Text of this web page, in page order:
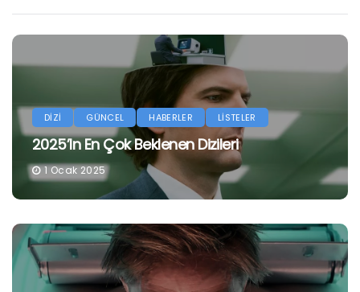
DİZİ GÜNCEL HABERLER LİSTELER
2025’in En Çok Beklenen Dizileri
1 Ocak 2025